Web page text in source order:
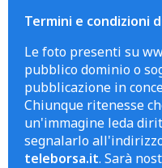
Termini e condizioni
Le foto presenti su
pubblico dominio o
pubblicazione in
Chiunque ritenesse
un'immagine leda
segnalarlo
teleborsa.it. Sarà